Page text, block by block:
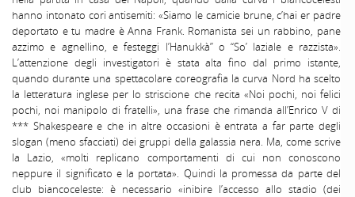
hanno intonato cori antisemiti: «Siamo le camicie brune, c’hai er padre
deportato e tu madre è Anna Frank. Romanista sei un rabbino, pane
azzimo e agnellino, e festeggi l’Hanukkà” o “So’ laziale e razzista».
L’attenzione degli investigatori è stata alta fino dal primo istante,
quando durante una spettacolare coreografia la curva Nord ha scelto
la letteratura inglese per lo striscione che recita «Noi pochi, noi felici
pochi, noi manipolo di fratelli», una frase che rimanda all’Enrico V di
*** Shakespeare e che in altre occasioni è entrata a far parte degli
slogan (meno sfacciati) dei gruppi della galassia nera. Ma, come scrive
la Lazio, «molti replicano comportamenti di cui non conoscono
neppure il significato e la portata». Quindi la promessa da parte del
club biancoceleste: è necessario «inibire l’accesso allo stadio (dei